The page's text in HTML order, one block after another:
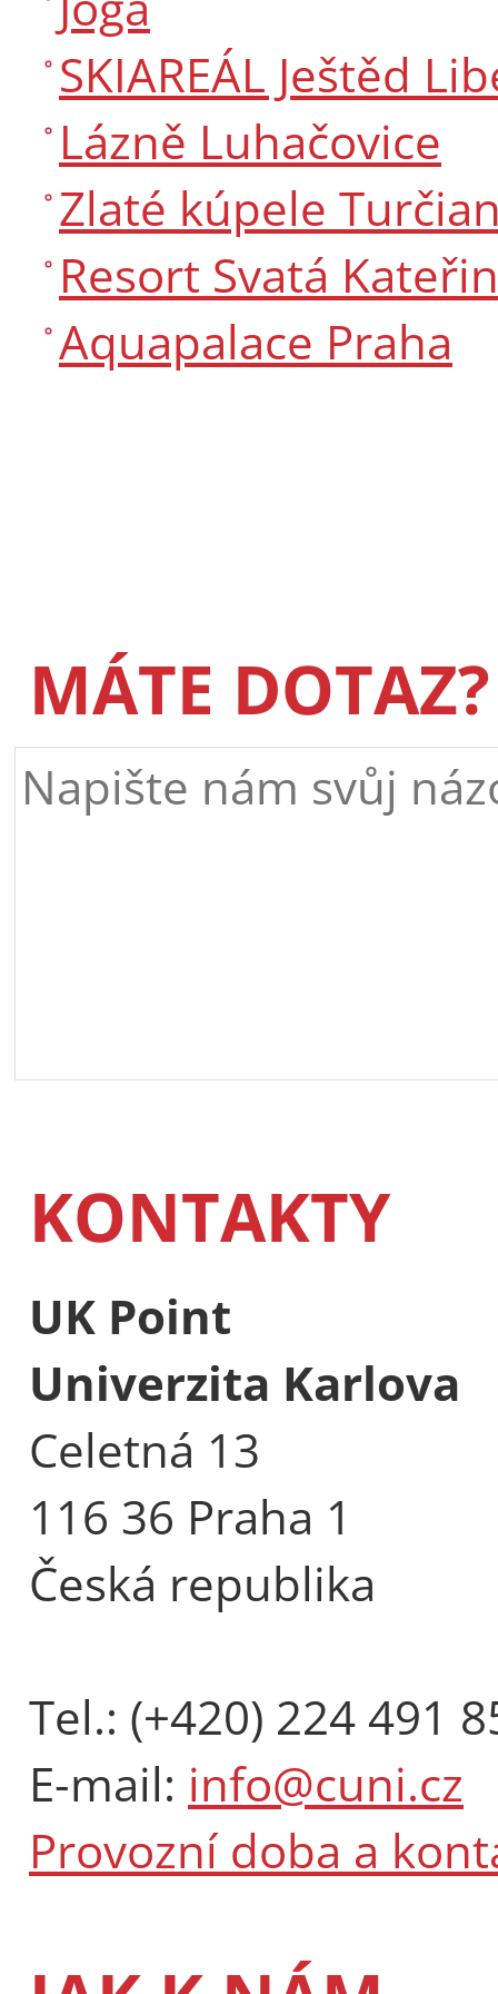
SKIAREÁL Ještěd
Lázně Luhačovice
Zlaté kúpele
Resort Svatá
Aquapalace Praha
MÁTE DOTAZ?
KONTAKTY
UK Point
Univerzita Karlova
Celetná 13
116 36 Praha 1
Česká republika
Tel.: (+420) 224 491
E-mail: info@cuni.cz
Provozní doba a